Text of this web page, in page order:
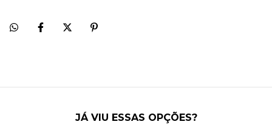
JÁ VIU ESSAS OPÇÕES?